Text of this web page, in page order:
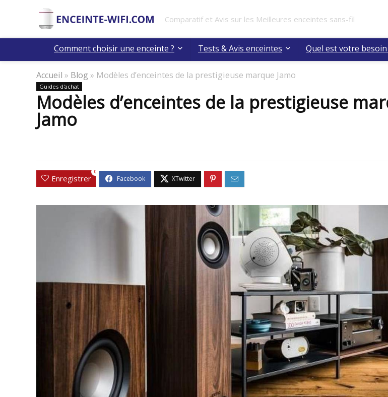
Comparatif et Avis sur les Meilleures enceintes sans-fil
Comment choisir une enceinte ? Tests & Avis enceintes Quel est votre besoin
Accueil » Blog » Modèles d’enceintes de la prestigieuse marque Jamo
Guides d'achat
Modèles d’enceintes de la prestigieuse
Jamo
Enregistrer
0